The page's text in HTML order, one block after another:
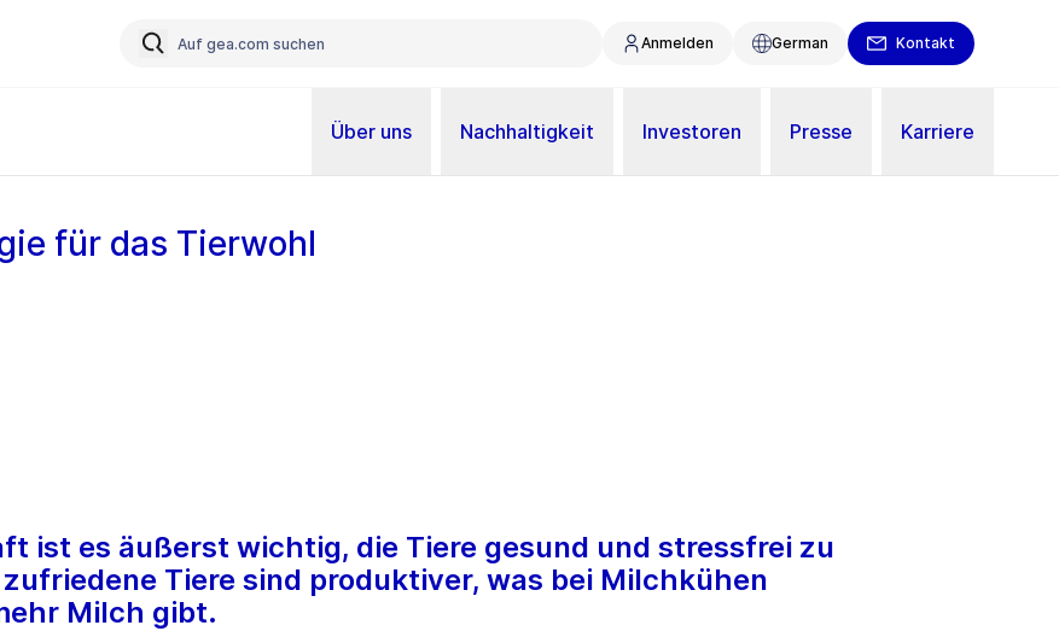
Anmelden German Kontakt
Über uns Nachhaltigkeit Investoren Presse Karriere
für das Tierwohl
ist es äußerst wichtig, die Tiere gesund und stressfrei zu
Tiere sind produktiver, was bei Milchkühen
Milch gibt.